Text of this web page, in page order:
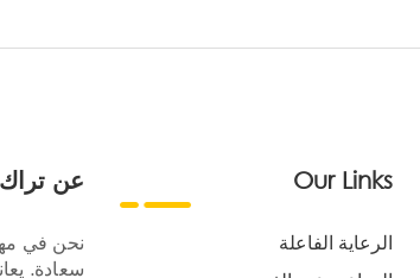
عن
نحن في
سعادة.
Our Links
الرعاية الفاعلة